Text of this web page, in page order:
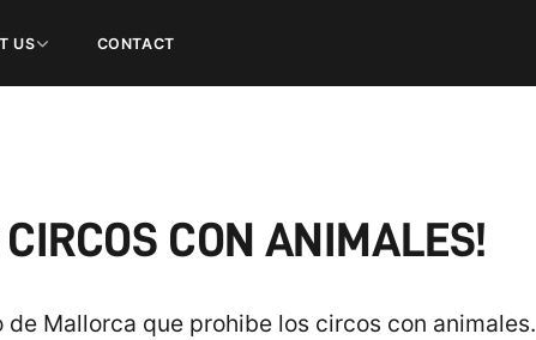
US CONTACT
CON ANIMALES!
Mallorca que prohibe los circos con animales.